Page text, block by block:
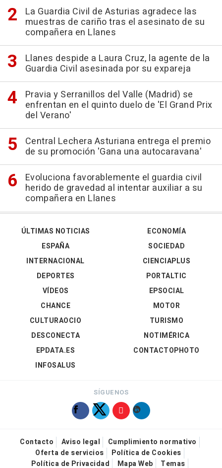
La Guardia Civil de Asturias agradece las
muestras de cariño tras el asesinato de su
compañera en Llanes
Llanes despide a Laura Cruz, la agente de la
Guardia Civil asesinada por su expareja
Pravia y Serranillos del Valle (Madrid) se
enfrentan en el quinto duelo de 'El Grand Prix
del Verano'
Central Lechera Asturiana entrega el premio
de su promoción 'Gana una autocaravana'
Evoluciona favorablemente el guardia civil
herido de gravedad al intentar auxiliar a su
compañera en Llanes
ÚLTIMAS NOTICIAS
ESPAÑA
INTERNACIONAL
DEPORTES
VÍDEOS
ECONOMÍA
SOCIEDAD
CIENCIAPLUS
PORTALTIC
EPSOCIAL
CHANCE
CULTURAOCIO
DESCONECTA
EPDATA.ES
INFOSALUS
MOTOR
TURISMO
NOTIMÉRICA
CONTACTOPHOTO
SÍGUENOS
Contacto Aviso legal
Cumplimiento normativo
Oferta de servicios
Política de Cookies
Política de Privacidad
Mapa Web Temas